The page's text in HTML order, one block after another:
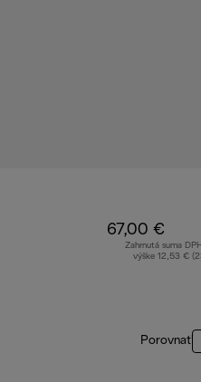
67,00 €
Zahrnutá suma
výške 12,53 €
Porovnať